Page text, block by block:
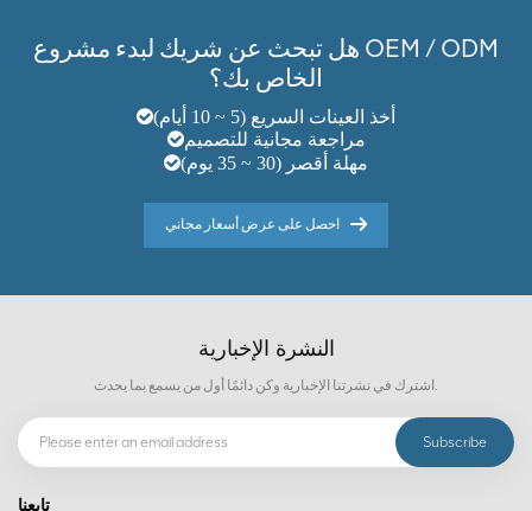
هل تبحث عن شريك لبدء مشروع OEM / ODM
الخاص بك؟
أخذ العينات السريع (5 ~ 10 أيام)
مراجعة مجانية للتصميم
مهلة أقصر (30 ~ 35 يوم)
احصل على عرض أسعار مجاني
النشرة الإخبارية
تابعنا